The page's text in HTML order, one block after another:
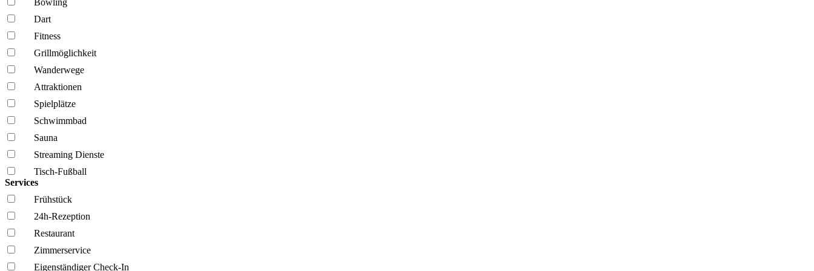
Bowling
Dart
Fitness
Grillmöglich­keit
Wanderwege
Attraktionen
Spielplätze
Schwimmbad
Sauna
Streaming Dienste
Tisch-Fußball
Services
Frühstück
24h-Rezeption
Restaurant
Zimmerservice
Eigenständiger Check-In